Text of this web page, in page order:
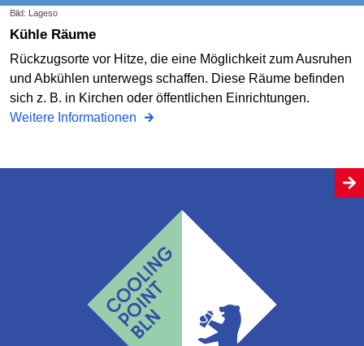
Bild: Lageso
Kühle Räume
Rückzugsorte vor Hitze, die eine Möglichkeit zum Ausruhen
und Abkühlen unterwegs schaffen. Diese Räume befinden
sich z. B. in Kirchen oder öffentlichen Einrichtungen.
Weitere Informationen